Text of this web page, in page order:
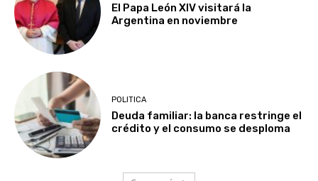
El Papa León XIV visitará la
Argentina en noviembre
POLITICA
Deuda familiar: la banca restringe el
crédito y el consumo se desploma